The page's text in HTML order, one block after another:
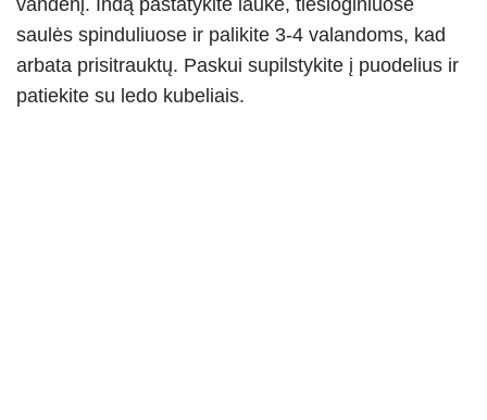
vandenį. Indą pastatykite lauke, tiesioginiuose
saulės spinduliuose ir palikite 3-4 valandoms, kad
arbata prisitrauktų. Paskui supilstykite į puodelius ir
patiekite su ledo kubeliais.